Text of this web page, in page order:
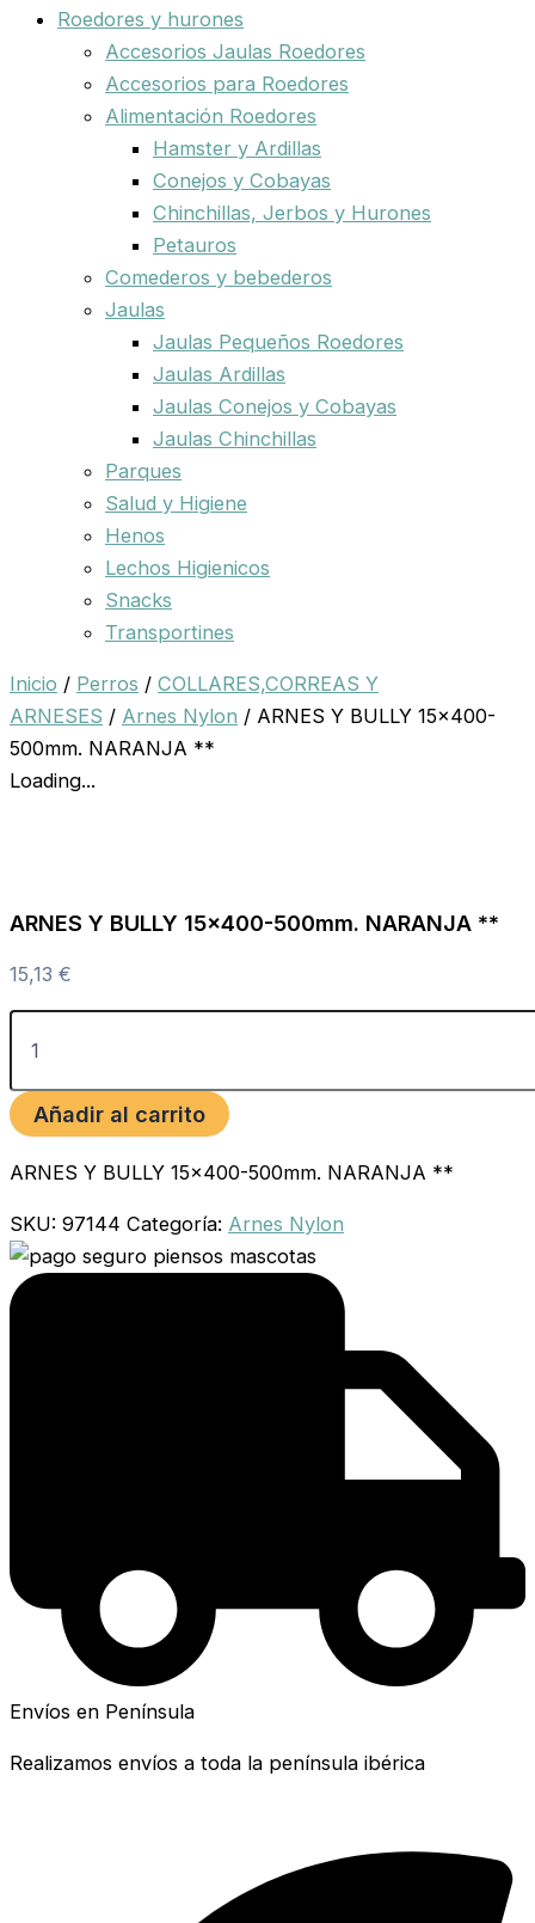
Roedores y hurones
Accesorios Jaulas Roedores
Accesorios para Roedores
Alimentación Roedores
Hamster y Ardillas
Conejos y Cobayas
Chinchillas, Jerbos y Hurones
Petauros
Comederos y bebederos
Jaulas
Jaulas Pequeños Roedores
Jaulas Ardillas
Jaulas Conejos y Cobayas
Jaulas Chinchillas
Parques
Salud y Higiene
Henos
Lechos Higienicos
Snacks
Transportines
Inicio / Perros / COLLARES,CORREAS Y
ARNESES / Arnes Nylon / ARNES Y BULLY 15×400-
500mm. NARANJA **
Loading...
ARNES Y BULLY 15×400-500mm. NARANJA **
15,13 €
Añadir al carrito
ARNES Y BULLY 15×400-500mm. NARANJA **
SKU: 97144 Categoría: Arnes Nylon
Envíos en Península
Realizamos envíos a toda la península ibérica